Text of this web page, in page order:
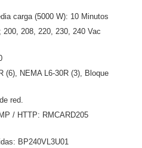
carga (5000 W): 10 Minutos
208, 220, 230, 240 Vac
(6), NEMA L6-30R (3), Bloque
red.
/ HTTP: RMCARD205
BP240VL3U01